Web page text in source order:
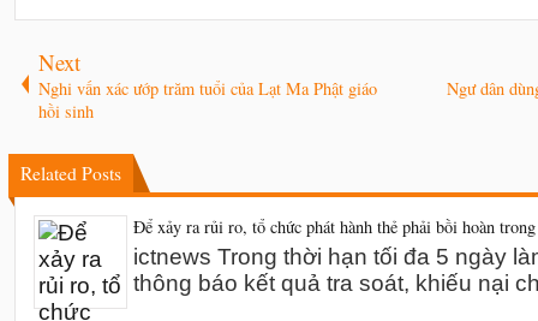
Next
Nghi vấn xác ướp trăm tuổi của Lạt Ma Phật giáo
hồi sinh
Ngư dân
Related Posts
Để xảy ra rủi ro, tổ chức phát hành thẻ phải bồi hoàn
ictnews Trong thời hạn tối đa 5 ngày
thông báo kết quả tra soát, khiếu nại